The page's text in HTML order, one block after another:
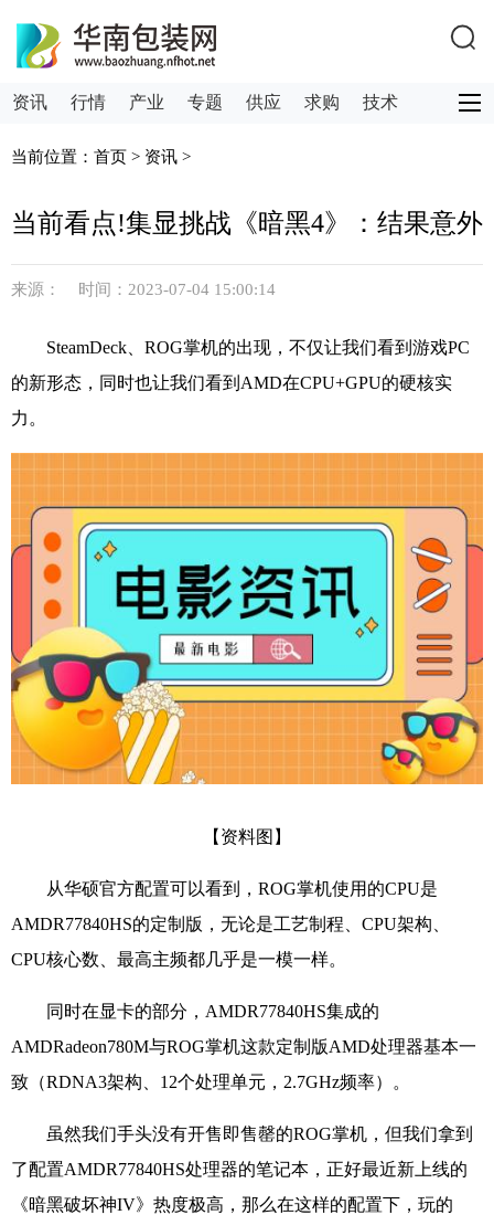
资讯 行情 产业 专题 供应 求购 技术
当前位置： 首页 > 资讯 >
当前看点!集显挑战《暗黑4》：结果意外
来源： 时间：2023-07-04 15:00:14
SteamDeck、ROG掌机的出现，不仅让我们看到游戏PC
的新形态，同时也让我们看到AMD在CPU+GPU的硬核实
力。
【资料图】
从华硕官方配置可以看到，ROG掌机使用的CPU是
AMDR77840HS的定制版，无论是工艺制程、CPU架构、
CPU核心数、最高主频都几乎是一模一样。
同时在显卡的部分，AMDR77840HS集成的
AMDRadeon780M与ROG掌机这款定制版AMD处理器基本一
致（RDNA3架构、12个处理单元，2.7GHz频率）。
虽然我们手头没有开售即售罄的ROG掌机，但我们拿到
了配置AMDR77840HS处理器的笔记本，正好最近新上线的
《暗黑破坏神IV》热度极高，那么在这样的配置下，玩的